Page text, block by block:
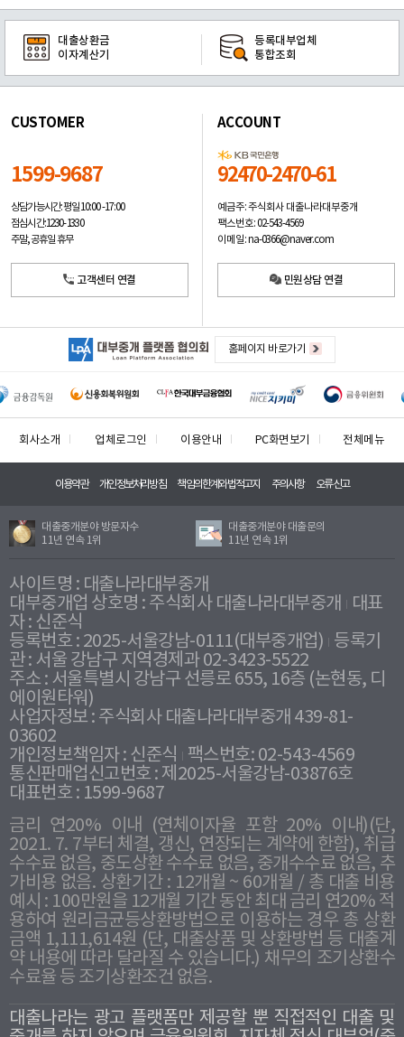
대출상환금
이자계산기
등록대부업체
통합조회
CUSTOMER
1599-9687
상담가능시간: 평일10:00 -17:00
점심시간: 12:30 - 13:30
주말, 공휴일 휴무
고객센터 연결
ACCOUNT
92470-2470-61
예금주: 주식회사 대출나라대부중개
팩스번호: 02-543-4569
이메일: na-0366@naver.com
민원상담 연결
홈페이지 바로가기
회사소개 업체로그인 이용안내 PC화면보기 전체메뉴
이용약관 개인정보처리방침 책임의한계와법적고지 주의사항 오류신고
대출중개분야 방문자수
11년 연속 1위
대출중개분야 대출문의
11년 연속 1위
사이트명 : 대출나라대부중개
대부중개업 상호명 : 주식회사 대출나라대부중개
대표
자 : 신준식
등록번호 : 2025-서울강남-0111(대부중개업) 등록기
관 : 서울 강남구 지역경제과 02-3423-5522
주소 : 서울특별시 강남구 선릉로 655, 16층 (논현동, 디
에이원타워)
사업자정보 : 주식회사 대출나라대부중개 439-81-
03602
개인정보책임자 : 신준식
팩스번호: 02-543-4569
통신판매업신고번호 : 제2025-서울강남-03876호
대표번호 : 1599-9687
금리 연20% 이내 (연체이자율 포함 20% 이내)(단,
2021. 7. 7부터 체결, 갱신, 연장되는 계약에 한함), 취급
수수료 없음, 중도상환 수수료 없음, 중개수수료 없음, 추
가비용 없음. 상환기간 : 12개월 ~ 60개월 / 총 대출 비용
예시 : 100만원을 12개월 기간 동안 최대 금리 연20% 적
용하여 원리금균등상환방법으로 이용하는 경우 총 상환
금액 1,111,614원 (단, 대출상품 및 상환방법 등 대출계
약 내용에 따라 달라질 수 있습니다.) 채무의 조기상환수
수료율 등 조기상환조건 없음.
대출나라는 광고 플랫폼만 제공할 뿐 직접적인 대출 및